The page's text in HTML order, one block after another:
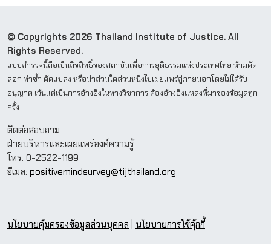
© Copyrights 2026 Thailand Institute of Justice. All
Rights Reserved.
แบบสำรวจนี้ถือเป็นลิขสิทธิ์ของสถาบันเพื่อการยุติธรรมแห่งประเทศไทย ห้ามคัด
ลอก ทำซ้ำ ดัดแปลง หรือนำส่วนใดส่วนหนึ่งไปเผยแพร่สู่ภายนอกโดยไม่ได้รับ
อนุญาต เว้นแต่เป็นการอ้างอิงในทางวิชาการ ต้องอ้างอิงแหล่งที่มาของข้อมูลทุก
ครั้ง
ติดต่อสอบถาม
ฝ่ายบริหารและเผยแพร่องค์ความรู้
โทร. 0-2522-1199
อีเมล: positivemindsurvey@tijthailand.org
นโยบายคุ้มครองข้อมูลส่วนบุคคล นโยบายการใช้คุ้กกี้